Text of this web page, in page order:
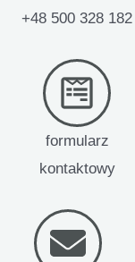
+48 500 328 182
formularz
kontaktowy